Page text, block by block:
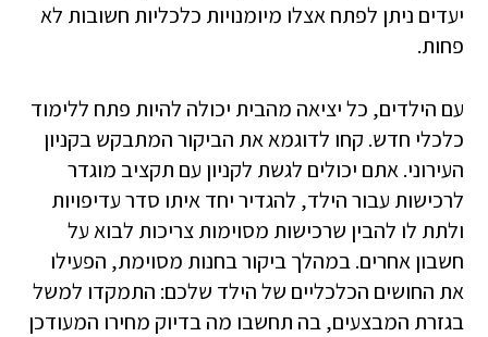
יעדים ניתן לפתח אצלו מיומנויות כלכליות חשובות לא
פחות.
עם הילדים, כל יציאה מהבית יכולה להיות פתח ללימוד
כלכלי חדש. קחו לדוגמא את הביקור המתבקש בקניון
העירוני. אתם יכולים לגשת לקניון עם תקציב מוגדר
לרכישות עבור הילד, להגדיר יחד איתו סדר עדיפויות
ולתת לו להבין שרכישות מסוימות צריכות לבוא על
חשבון אחרים. במהלך ביקור בחנות מסוימת, הפעילו
את החושים הכלכליים של הילד שלכם: התמקדו למשל
בגזרת המבצעים, בה תחשבו מה בדיוק מחירו המעודכן